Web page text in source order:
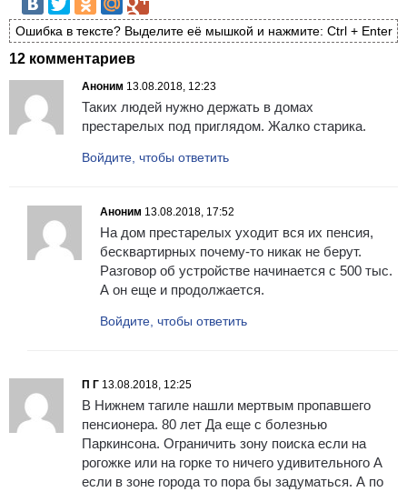
Ошибка в тексте? Выделите её мышкой и нажмите: Ctrl + Enter
12 комментариев
Аноним 13.08.2018, 12:23
Таких людей нужно держать в домах
престарелых под приглядом. Жалко старика.
Войдите, чтобы ответить
Аноним 13.08.2018, 17:52
На дом престарелых уходит вся их пенсия,
бесквартирных почему-то никак не берут.
Разговор об устройстве начинается с 500 тыс.
А он еще и продолжается.
Войдите, чтобы ответить
П Г 13.08.2018, 12:25
В Нижнем тагиле нашли мертвым пропавшего
пенсионера. 80 лет Да еще с болезнью
Паркинсона. Ограничить зону поиска если на
рогожке или на горке то ничего удивительного А
если в зоне города то пора бы задуматься. А по